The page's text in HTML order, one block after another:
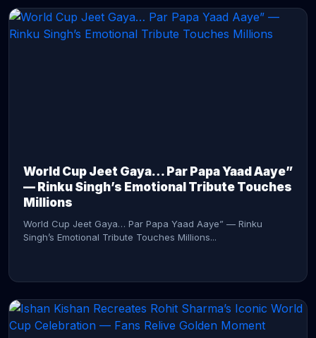
World Cup Jeet Gaya… Par Papa Yaad Aaye”
— Rinku Singh’s Emotional Tribute Touches
Millions
World Cup Jeet Gaya… Par Papa Yaad Aaye” — Rinku
Singh’s Emotional Tribute Touches Millions...